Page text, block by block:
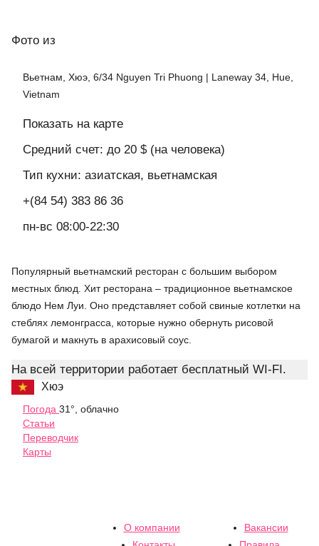
Фото из
Вьетнам, Хюэ, 6/34 Nguyen Tri Phuong | Laneway 34, Hue,
Vietnam
Показать на карте
Средний счет: до 20 $ (на человека)
Тип кухни: азиатская, вьетнамская
+(84 54) 383 86 36
пн-вс 08:00-22:30
Популярный вьетнамский ресторан с большим выбором
местных блюд. Хит ресторана – традиционное вьетнамское
блюдо Нем Луи. Оно представляет собой свиные котлетки на
стеблях лемонграсса, которые нужно обернуть рисовой
бумагой и макнуть в арахисовый соус.
На всей территории работает бесплатный WI-FI.
Хюэ
Погода 31°, облачно
Статьи
Переводчик
Карты
О компании
Вакансии